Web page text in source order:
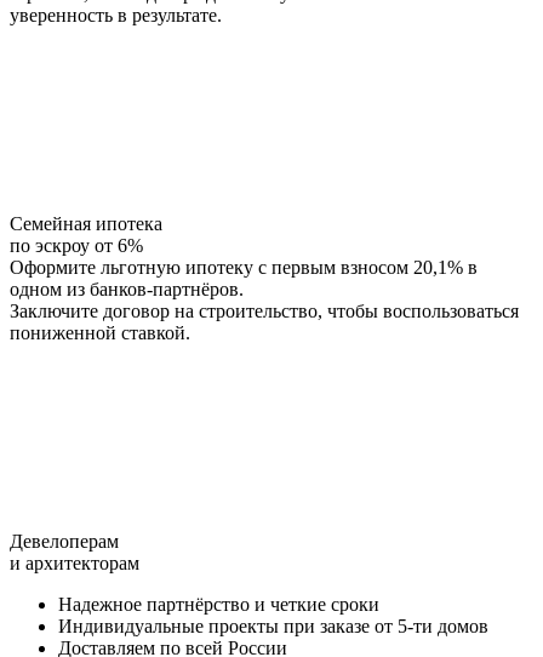
уверенность в результате.
Семейная ипотека
по эскроу от 6%
Оформите льготную ипотеку с первым взносом 20,1% в
одном из банков-партнёров.
Заключите договор на строительство, чтобы воспользоваться
пониженной ставкой.
Девелоперам
и архитекторам
Надежное партнёрство и четкие сроки
Индивидуальные проекты при заказе от 5-ти домов
Доставляем по всей России